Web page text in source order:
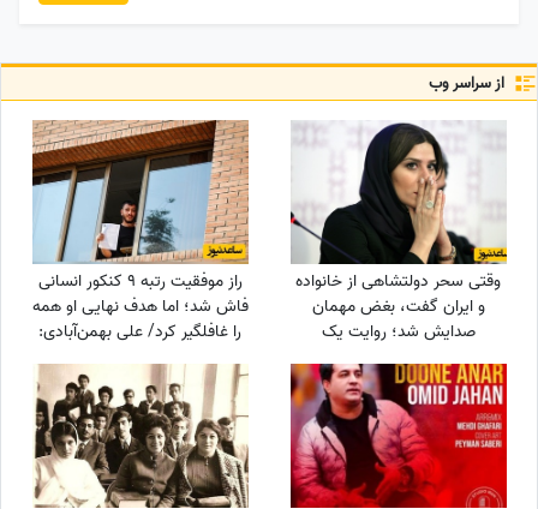
از سراسر وب
وقتی سحر دولتشاهی از خانواده
و ایران گفت، بغض مهمان
صدایش شد؛ روایت یک
دلبستگی عمیق به وسعت یک
خانه به نام ایران❤«همه
خانواده‌ام خارج هستند ولی...»
راز موفقیت رتبه 9 کنکور انسانی
فاش شد؛ اما هدف نهایی او همه
را غافلگیر کرد/ علی بهمن‌آبادی:
می‌خواهم جانم را ...